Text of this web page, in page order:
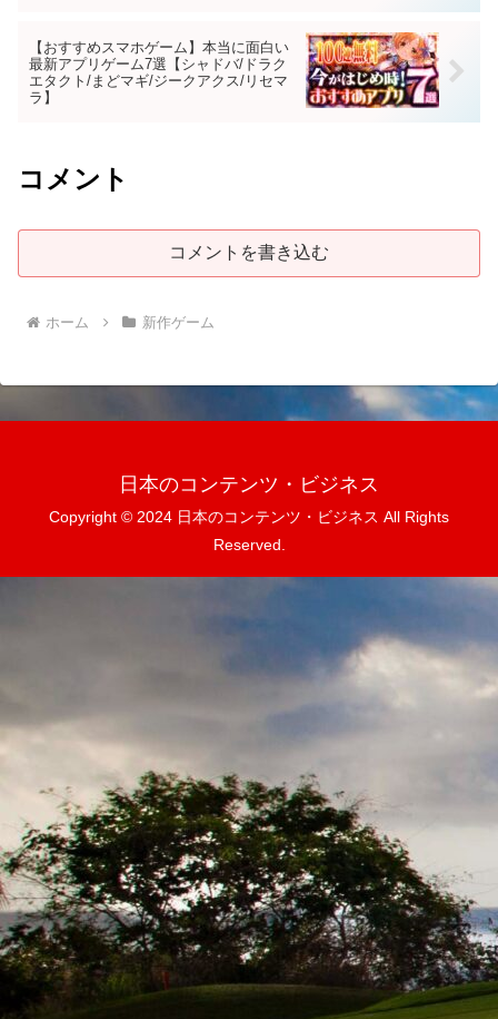
【おすすめスマホゲーム】本当に面白い
最新アプリゲーム7選【シャドバ/ドラク
エタクト/まどマギ/ジークアクス/リセマ
ラ】
コメント
コメントを書き込む
ホーム 新作ゲーム
日本のコンテンツ・ビジネス
Copyright © 2024 日本のコンテンツ・ビジネス All Rights
Reserved.